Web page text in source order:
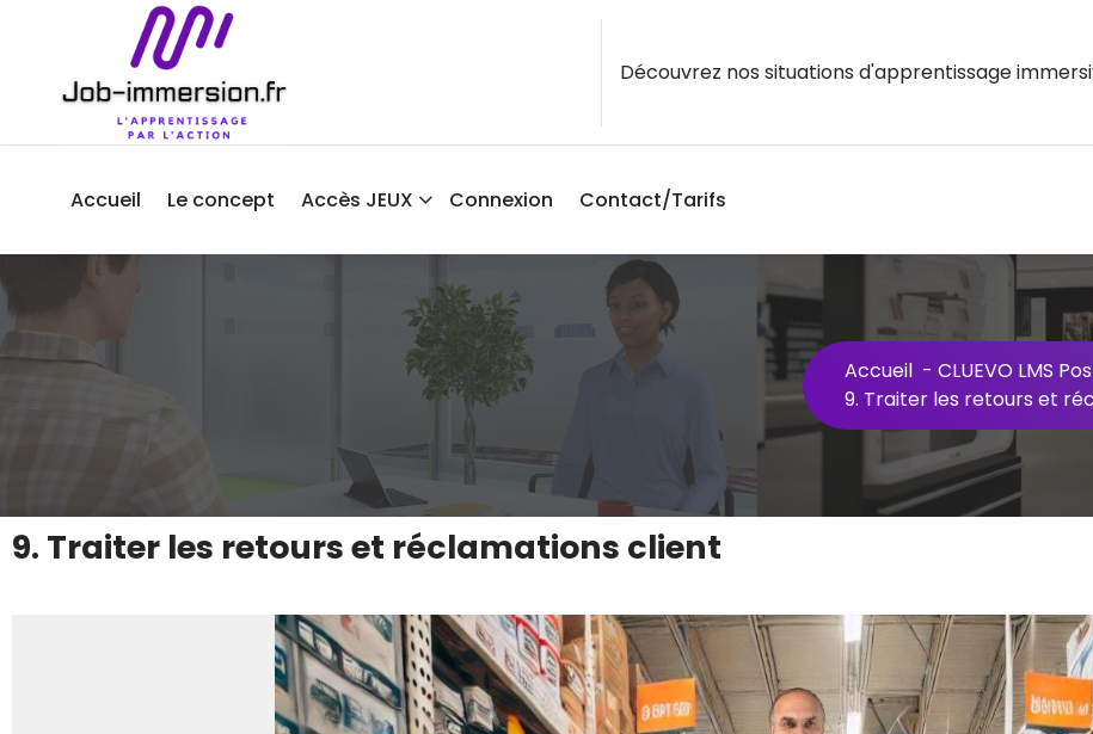
Découvrez nos situations d'apprentissage
Accueil Le concept Accès JEUX Connexion Contact/Tarifs
Accueil - CLUEVO LMS
9. Traiter les retours et
9. Traiter les retours et réclamations client